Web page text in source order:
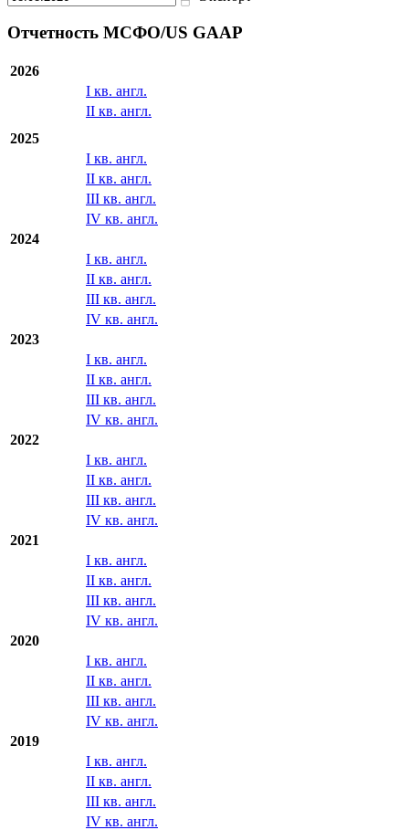
Отчетность МСФО/US GAAP
2026
I кв. англ.
II кв. англ.
2025
I кв. англ.
II кв. англ.
III кв. англ.
IV кв. англ.
2024
I кв. англ.
II кв. англ.
III кв. англ.
IV кв. англ.
2023
I кв. англ.
II кв. англ.
III кв. англ.
IV кв. англ.
2022
I кв. англ.
II кв. англ.
III кв. англ.
IV кв. англ.
2021
I кв. англ.
II кв. англ.
III кв. англ.
IV кв. англ.
2020
I кв. англ.
II кв. англ.
III кв. англ.
IV кв. англ.
2019
I кв. англ.
II кв. англ.
III кв. англ.
IV кв. англ.